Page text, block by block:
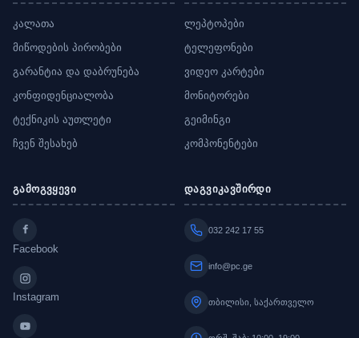
კალათა
მიწოდების პირობები
გარანტია და დაბრუნება
კონფიდენციალობა
ტექნიკის აუთლეტი
ჩვენ შესახებ
ლეპტოპები
ტელეფონები
ვიდეო კარტები
მონიტორები
გეიმინგი
კომპონენტები
გამოგვყევი
Facebook
Instagram
დაგვიკავშირდი
032 242 17 55
info@pc.ge
თბილისი, საქართველო